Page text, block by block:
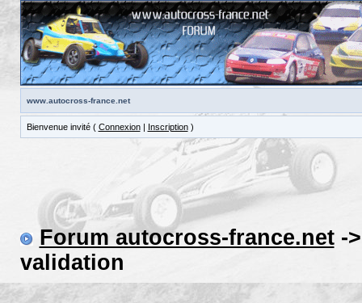
www.autocross-france.net
Bienvenue invité ( Connexion| Inscription)
Forum autocross-france.net->
validation